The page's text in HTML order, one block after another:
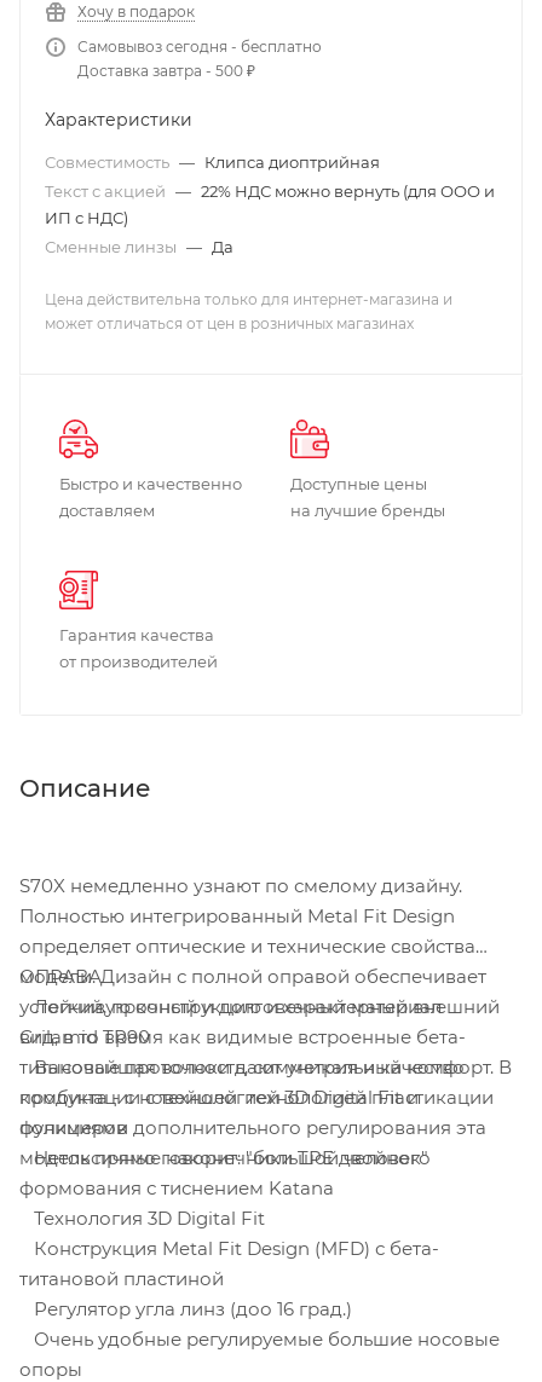
Хочу в подарок
Самовывоз сегодня - бесплатно
Доставка завтра - 500 ₽
Характеристики
Совместимость — Клипса диоптрийная
Текст с акцией — 22% НДС можно вернуть (для ООО и
ИП с НДС)
Сменные линзы — Да
Цена действительна только для интернет-магазина и
может отличаться от цен в розничных магазинах
Быстро и качественно
доставляем
Доступные цены
на лучшие бренды
Гарантия качества
от производителей
Описание
S70X немедленно узнают по смелому дизайну.
Полностью интегрированный Metal Fit Design
определяет оптические и технические свойства
модели. Дизайн с полной оправой обеспечивает
устойчивую конструкцию и характерный внешний
вид, в то время как видимые встроенные бета-
титановые проволоки дают уникальный комфорт. В
комбинации с технологией 3D Digital Fit и
функциями дополнительного регулирования эта
модель прямо говорит: "большой человек"
ОПРАВА
Легкий, прочный и долговечный материал
Grilamid TR90
Высочайшая точность, симметрия и качество
продукта - с новейшей технологией пластикации
полимеров
Нетоксичные наконечники TPE двойного
формования с тиснением Katana
Технология 3D Digital Fit
Конструкция Metal Fit Design (MFD) с бета-
титановой пластиной
Регулятор угла линз (доо 16 град.)
Очень удобные регулируемые большие носовые
опоры